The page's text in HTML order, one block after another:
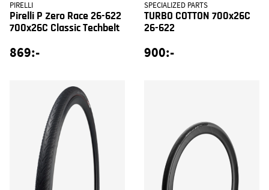
PIRELLI
Pirelli P Zero Race 26-622
700x26C Classic Techbelt
869:-
SPECIALIZED PARTS
TURBO COTTON 700x26C
26-622
900:-